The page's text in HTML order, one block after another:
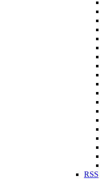
RSS